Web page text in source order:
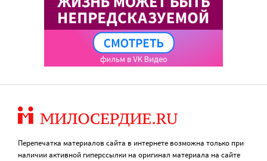
Перепечатка материалов сайта в интернете возможна только при
наличии активной гиперссылки на оригинал материала на сайте